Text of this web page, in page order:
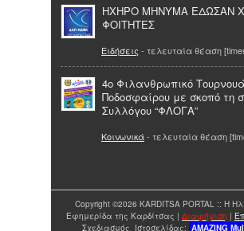
ΗΧΗΡΟ ΜΗΝΥΜΑ ΕΔΩΣΑΝ
ΦΟΙΤΗΤΕΣ
Ειδήσεις - τελευταία θέαση
4ο Φιλανθρωπικό
Ποδοσφαίρου με σκοπό τη
Συλλόγου “ΦΛΟΓΑ”
Κοινωνικά- τελευταία θέαση
Copyright ©2026 KARDITSA PORTAL :: Η
Εφημερίδα της Καρδίτσας | Διαφήμιση |
Σχεδιασμός Ιστοσελίδας: AMAZING